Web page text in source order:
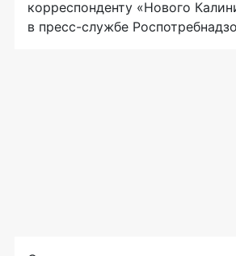
корреспонденту «Нового
в пресс-службе